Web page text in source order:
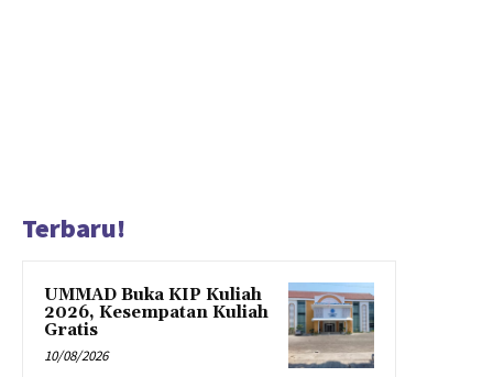
Terbaru!
UMMAD Buka KIP Kuliah
2026, Kesempatan Kuliah
Gratis
10/08/2026